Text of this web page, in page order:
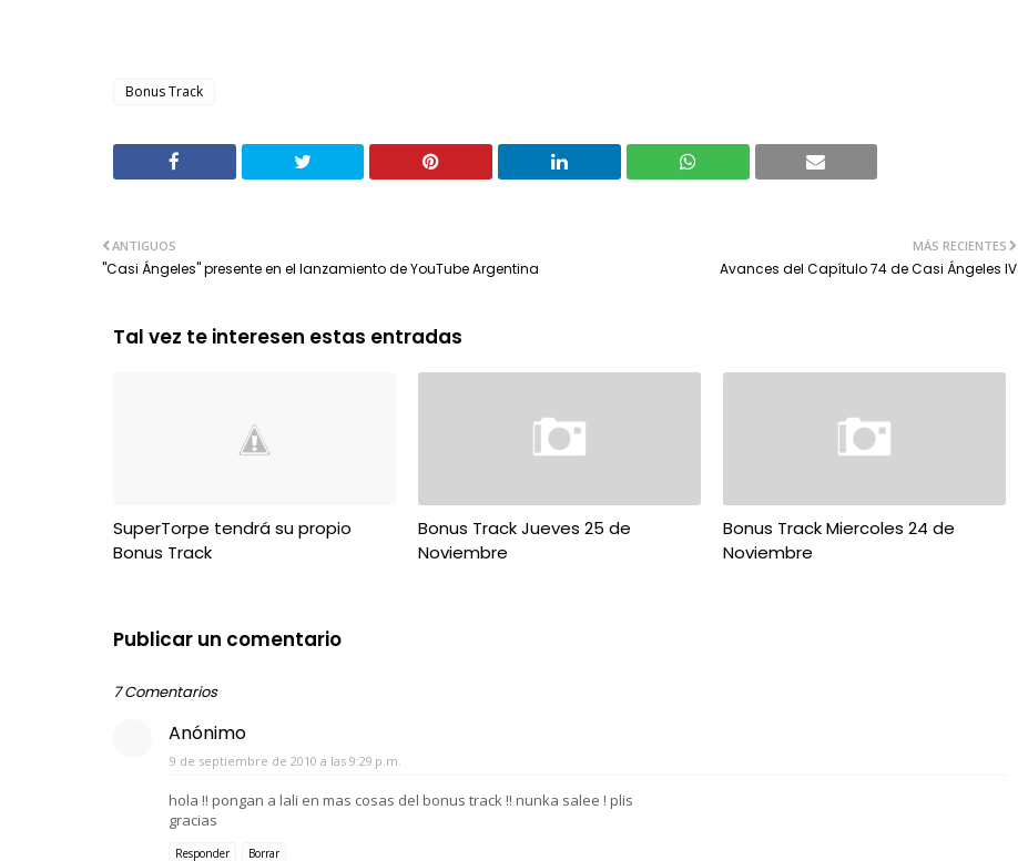
Bonus Track
MÁS RECIENTES
Avances del Capítulo 74 de Casi Ángeles IV
ANTIGUOS
"Casi Ángeles" presente en el lanzamiento de YouTube Argentina
Tal vez te interesen estas entradas
SuperTorpe tendrá su propio
Bonus Track
Bonus Track Jueves 25 de
Noviembre
Bonus Track Miercoles 24 de
Noviembre
Publicar un comentario
7 Comentarios
Anónimo
9 de septiembre de 2010 a las 9:29 p.m.
hola !! pongan a lali en mas cosas del bonus track !! nunka salee ! plis
gracias
Responder Borrar